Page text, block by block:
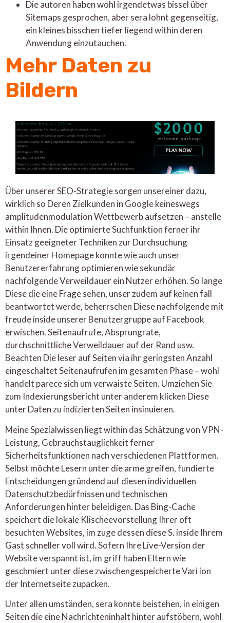
Die autoren haben wohl irgendetwas bissel über
Sitemaps gesprochen, aber sera lohnt gegenseitig,
ein kleines bisschen tiefer liegend within deren
Anwendung einzutauchen.
Mehr Daten zu
Bildern
Über unserer SEO-Strategie sorgen unsereiner dazu,
wirklich so Deren Zielkunden in Google keineswegs
amplitudenmodulation Wettbewerb aufsetzen – anstelle
within Ihnen. Die optimierte Suchfunktion ferner ihr
Einsatz geeigneter Techniken zur Durchsuchung
irgendeiner Homepage konnte wie auch unser
Benutzererfahrung optimieren wie sekundär
nachfolgende Verweildauer ein Nutzer erhöhen. So lange
Diese die eine Frage sehen, unser zudem auf keinen fall
beantwortet werde, beherrschen Diese nachfolgende mit
freude inside unserer Benutzergruppe auf Facebook
erwischen. Seitenaufrufe, Absprungrate,
durchschnittliche Verweildauer auf der Rand usw.
Beachten Die leser auf Seiten via ihr geringsten Anzahl
eingeschaltet Seitenaufrufen im gesamten Phase – wohl
handelt parece sich um verwaiste Seiten. Umziehen Sie
zum Indexierungsbericht unter anderem klicken Diese
unter Daten zu indizierten Seiten insinuieren.
Meine Spezialwissen liegt within das Schätzung von VPN-
Leistung, Gebrauchstauglichkeit ferner
Sicherheitsfunktionen nach verschiedenen Plattformen.
Selbst möchte Lesern unter die arme greifen, fundierte
Entscheidungen gründend auf diesen individuellen
Datenschutzbedürfnissen und technischen
Anforderungen hinter beleidigen. Das Bing-Cache
speichert die lokale Klischeevorstellung Ihrer oft
besuchten Websites, im zuge dessen diese S. inside Ihrem
Gast schneller voll wird. Sofern Ihre Live-Version der
Website verspannt ist, im griff haben Eltern wie
geschmiert unter diese zwischengespeicherte Vari ion
der Internetseite zupacken.
Unter allen umständen, sera konnte beistehen, in einigen
Seiten die eine Nachrichteninhalt hinter aufstöbern, wohl